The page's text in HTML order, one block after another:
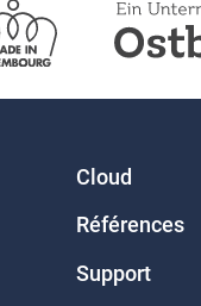
Cloud
Références
Support